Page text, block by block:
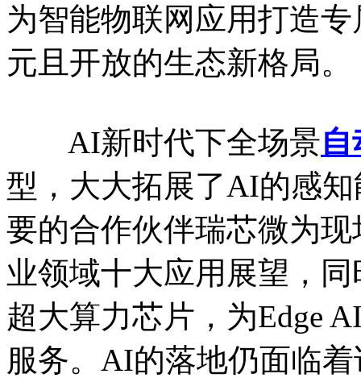
为智能物联网应用打造
元且开放的生态新格局。
AI新时代下全场景
型，大大拓展了AI的感
要的合作伙伴瑞芯微为
业领域十大应用展望，
超大算力芯片，为Edge
服务。AI的落地仍面临